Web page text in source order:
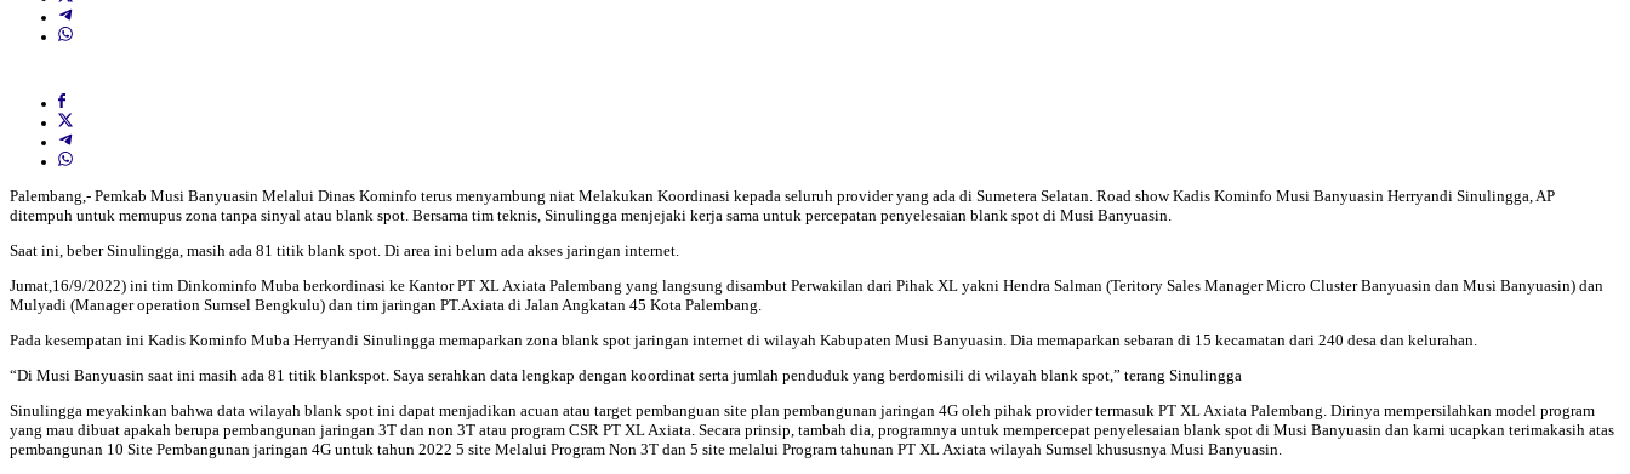
Palembang,- Pemkab Musi Banyuasin Melalui Dinas Kominfo terus menyambung niat Melakukan Koordinasi kepada seluruh provider yang ada di Sumetera Selatan. Road show Kadis Kominfo Musi Banyuasin Herryandi Sinulingga, AP
ditempuh untuk memupus zona tanpa sinyal atau blank spot. Bersama tim teknis, Sinulingga menjejaki kerja sama untuk percepatan penyelesaian blank spot di Musi Banyuasin.
Saat ini, beber Sinulingga, masih ada 81 titik blank spot. Di area ini belum ada akses jaringan internet.
Jumat,16/9/2022) ini tim Dinkominfo Muba berkordinasi ke Kantor PT XL Axiata Palembang yang langsung disambut Perwakilan dari Pihak XL yakni Hendra Salman (Teritory Sales Manager Micro Cluster Banyuasin dan Musi Banyuasin) dan
Mulyadi (Manager operation Sumsel Bengkulu) dan tim jaringan PT.Axiata di Jalan Angkatan 45 Kota Palembang.
Pada kesempatan ini Kadis Kominfo Muba Herryandi Sinulingga memaparkan zona blank spot jaringan internet di wilayah Kabupaten Musi Banyuasin. Dia memaparkan sebaran di 15 kecamatan dari 240 desa dan kelurahan.
“Di Musi Banyuasin saat ini masih ada 81 titik blankspot. Saya serahkan data lengkap dengan koordinat serta jumlah penduduk yang berdomisili di wilayah blank spot,” terang Sinulingga
Sinulingga meyakinkan bahwa data wilayah blank spot ini dapat menjadikan acuan atau target pembanguan site plan pembangunan jaringan 4G oleh pihak provider termasuk PT XL Axiata Palembang. Dirinya mempersilahkan model program
yang mau dibuat apakah berupa pembangunan jaringan 3T dan non 3T atau program CSR PT XL Axiata. Secara prinsip, tambah dia, programnya untuk mempercepat penyelesaian blank spot di Musi Banyuasin dan kami ucapkan terimakasih atas
pembangunan 10 Site Pembangunan jaringan 4G untuk tahun 2022 5 site Melalui Program Non 3T dan 5 site melalui Program tahunan PT XL Axiata wilayah Sumsel khususnya Musi Banyuasin.